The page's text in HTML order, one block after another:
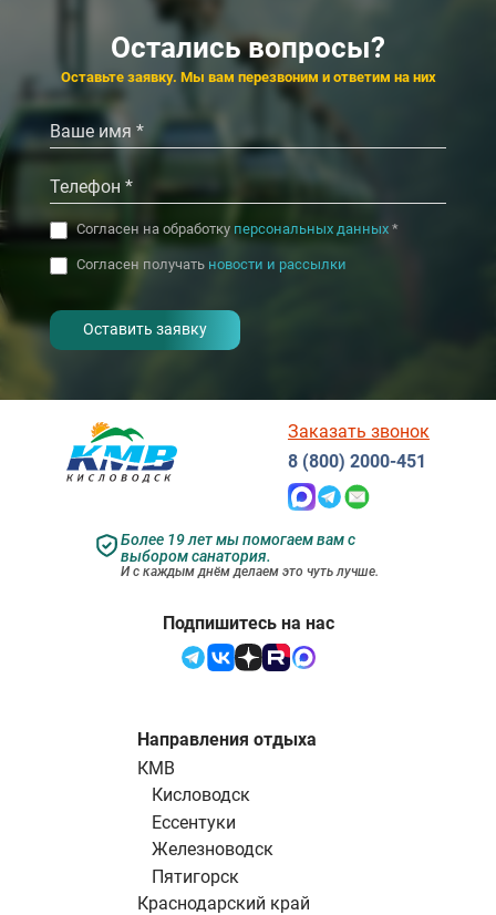
4.5 Нальчик 4.4
‹ ›
Остались вопросы?
Оставьте заявку. Мы вам перезвоним и ответим на них
Согласен на обработку персональных данных*
Согласен получать новости и рассылки
Подпишитесь на нас
Более 19 лет мы помогаем вам с
выбором санатория.
И с каждым днём делаем это чуть лучше.
Заказать звонок
8 (800) 2000-451
Направления отдыха
КМВ
Кисловодск
Ессентуки
Железноводск
Пятигорск
Краснодарский край